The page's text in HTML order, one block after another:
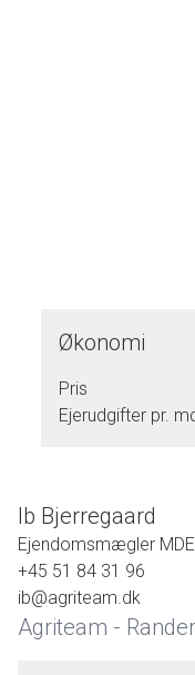
Økonomi
Pris
Ejerudgifter pr.
Ib Bjerregaard
Ejendomsmægler
+45 51 84 31 96
ib@agriteam.dk
Agriteam -